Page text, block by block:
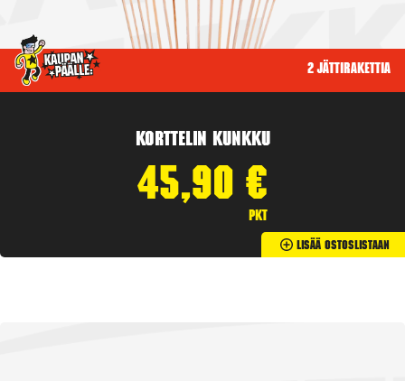
2 jättirakettia
Korttelin kunkku
45,90 €
pkt
Lisää Ostoslistaan